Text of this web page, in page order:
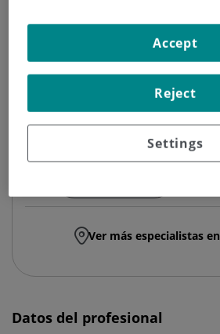
Centro Médico Teknon
C/ Vilana, 12
Ver más especialistas en
Datos del profesional
Settings
Reject
Accept